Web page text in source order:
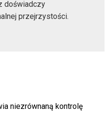
doświadczy
przejrzystości.
niezrównaną kontrolę